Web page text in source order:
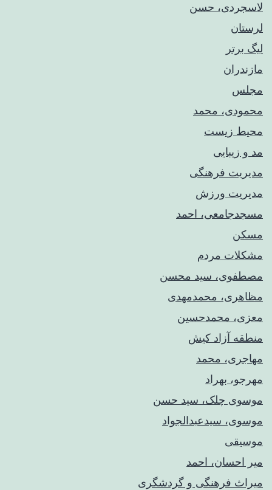
لاسجردی، حسن
لرستان
لیگ برتر
مازندران
مجلس
محمودی، محمد
محیط زیست
مد و زیبایی
مدیریت فرهنگی
مدیریت ورزش
مسجدجامعی، احمد
مسکن
مشکلات مردم
مصطفوی، سید محسن
مظاهری، محمدمهدی
معزی، محمدحسین
منطقه آزاد کیش
مهاجری، محمد
مهرجو، بهراد
موسوی چلک، سید حسن
موسوی، سیدعبدالجواد
موسیقی
میر احسان، احمد
میراث فرهنگی و گردشگری